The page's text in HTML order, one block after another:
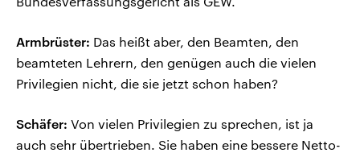
Armbrüster: Das heißt aber, den Beamten, den
beamteten Lehrern, den genügen auch die vielen
Privilegien nicht, die sie jetzt schon haben?
Schäfer: Von vielen Privilegien zu sprechen, ist ja
auch sehr übertrieben. Sie haben eine bessere Netto-